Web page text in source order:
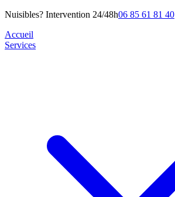
Nuisibles? Intervention 24/48h06 85 61 81 40
Accueil
Services